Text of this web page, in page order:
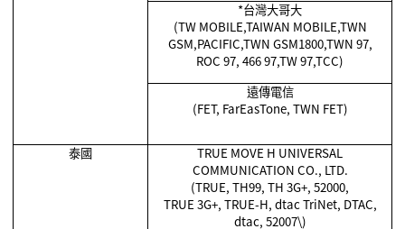
*台灣大哥大
(TW MOBILE,TAIWAN MOBILE,TWN
GSM,PACIFIC,TWN GSM1800,TWN 97,
ROC 97, 466 97,TW 97,TCC)
遠傳電信
(FET, FarEasTone, TWN FET)
泰國
TRUE MOVE H UNIVERSAL
COMMUNICATION CO., LTD.
(TRUE, TH99, TH 3G+, 52000,
TRUE 3G+, TRUE-H, dtac TriNet, DTAC,
dtac, 52007\)